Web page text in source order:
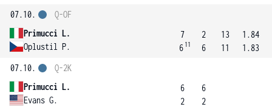
07.10.
Primucci L.
Oplustil P.
Q-OF
7
6 11
2
6
13
11
1.84
1.83
07.10.
Primucci L.
Evans G.
Q-2K
6
2
6
2